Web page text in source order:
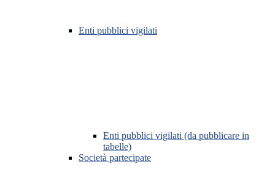
Enti pubblici vigilati
Enti pubblici vigilati (da pubblicare in
tabelle)
Società partecipate